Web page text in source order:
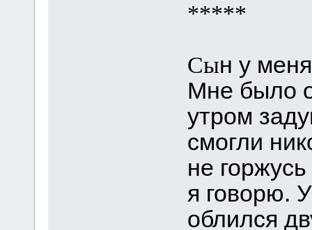
*****
Сын у
Мне было
утром
смогли
не
я говорю.
облился